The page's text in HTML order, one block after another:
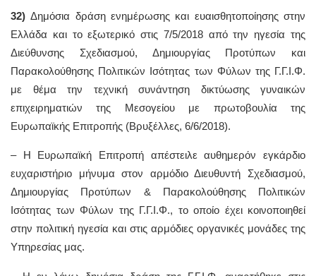
32) Δημόσια δράση ενημέρωσης και ευαισθητοποίησης στην
Ελλάδα και το εξωτερικό στις 7/5/2018 από την ηγεσία της
Διεύθυνσης Σχεδιασμού, Δημιουργίας Προτύπων και
Παρακολούθησης Πολιτικών Ισότητας των Φύλων της Γ.Γ.Ι.Φ.
με θέμα την τεχνική συνάντηση δικτύωσης γυναικών
επιχειρηματιών της Μεσογείου με πρωτοβουλία της
Ευρωπαϊκής Επιτροπής (Βρυξέλλες, 6/6/2018).
– Η Ευρωπαϊκή Επιτροπή απέστειλε αυθημερόν εγκάρδιο
ευχαριστήριο μήνυμα στον αρμόδιο Διευθυντή Σχεδιασμού,
Δημιουργίας Προτύπων & Παρακολούθησης Πολιτικών
Ισότητας των Φύλων της Γ.Γ.Ι.Φ., το οποίο έχει κοινοποιηθεί
στην πολιτική ηγεσία και στις αρμόδιες οργανικές μονάδες της
Υπηρεσίας μας.